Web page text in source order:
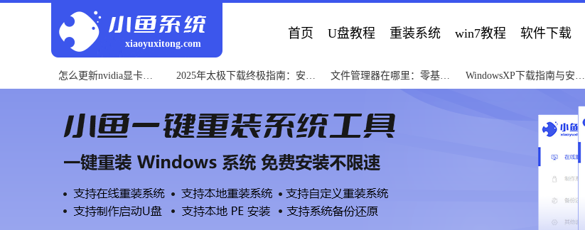
xiaoyuxitong.com
首页 U盘教程 重装系统 win7教程 软件下载
怎么更新nvidia显卡驱
动？快速教程
2025年太极下载终极指南：安全
获取与使用教程
文件管理器在哪里：零基础
快速查找教程
WindowsXP下载指南与安全
安装教程2025版